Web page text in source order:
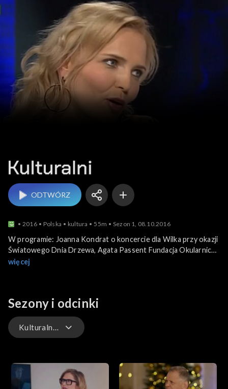
Kulturalni
ODTWÓRZ
2016 Polska kultura 55m Sezon 1, 08.10.2016
W programie: Joanna Kondrat o koncercie dla Wilka przy okazji
Światowego Dnia Drzewa, Agata Passent Fundacja Okularnicy
im. A. Osieckiej o corocznym Konkursie Wokalnym „Pamiętajmy
Knows”.
więcej
Sezony i odcinki
Kulturalni PL
Kulturalni PL